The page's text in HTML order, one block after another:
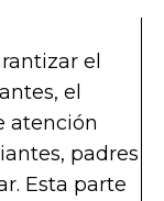
el
el
atención
padres
Esta parte